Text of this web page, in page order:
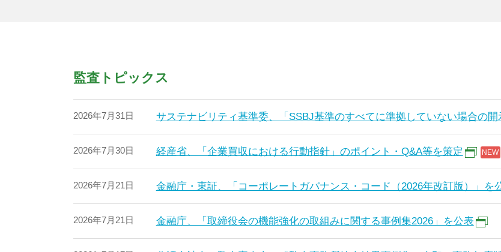
監査トピックス
2026年7月31日 サステナビリティ基準委、「SSBJ基準のすべてに準拠していない場合の
2026年7月30日 経産省、「企業買収における行動指針」のポイント・Q&A等を策定
2026年7月21日 金融庁・東証、「コーポレートガバナンス・コード（2026年改訂版）」を
2026年7月21日 金融庁、「取締役会の機能強化の取組みに関する事例集2026」を公表